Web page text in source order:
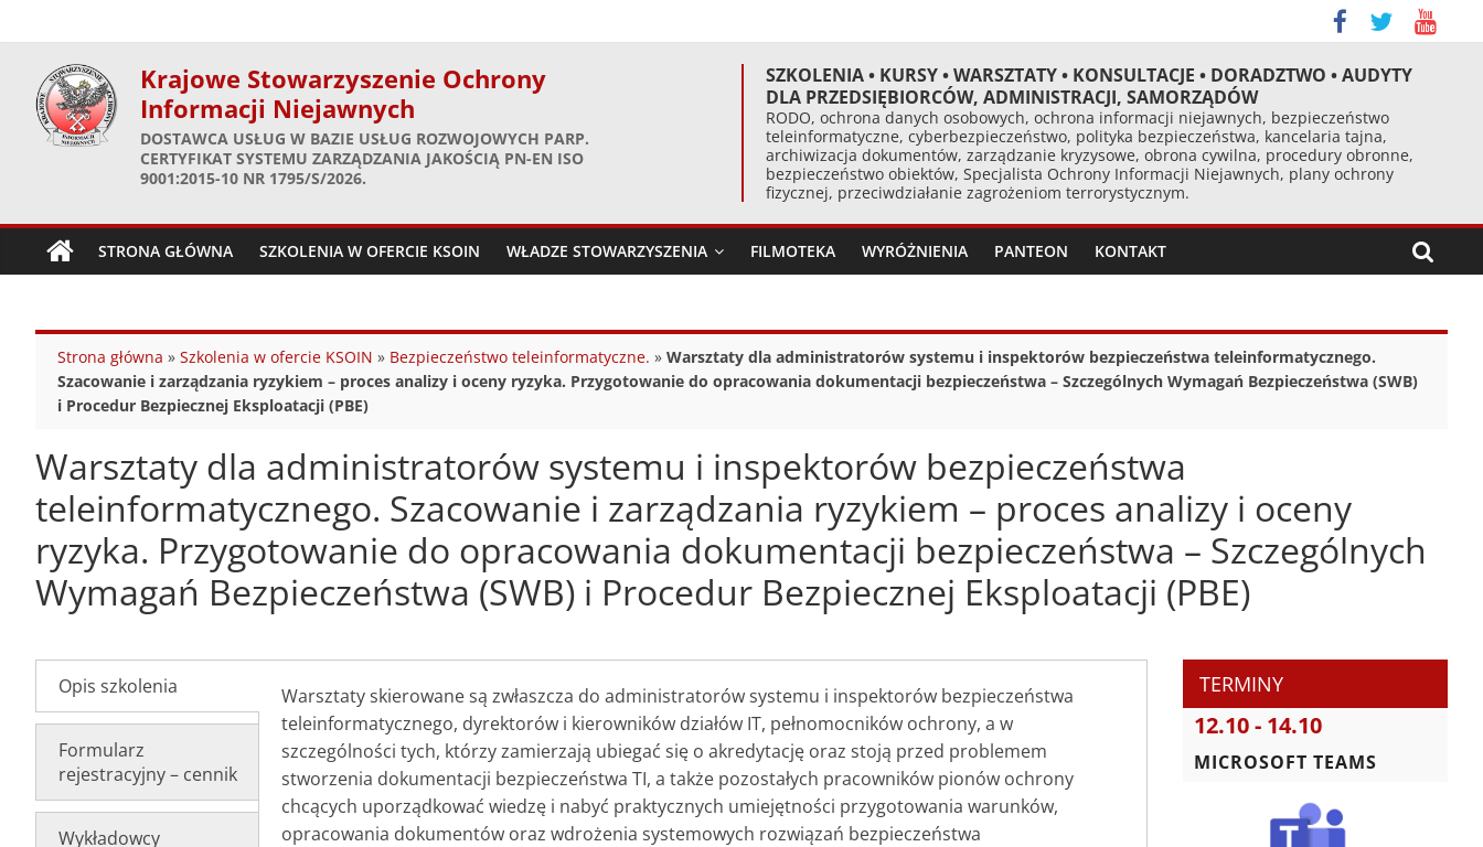
to
content
Krajowe Stowarzyszenie Ochrony
Informacji Niejawnych
DOSTAWCA USŁUG W BAZIE USŁUG ROZWOJOWYCH PARP.
CERTYFIKAT SYSTEMU ZARZĄDZANIA JAKOŚCIĄ PN-EN ISO
9001:2015-10 NR 1795/S/2026.
SZKOLENIA • KURSY • WARSZTATY • KONSULTACJE • DORADZTWO • AUDYTY
DLA PRZEDSIĘBIORCÓW, ADMINISTRACJI, SAMORZĄDÓW
RODO, ochrona danych osobowych, ochrona informacji niejawnych, bezpieczeństwo
teleinformatyczne, cyberbezpieczeństwo, polityka bezpieczeństwa, kancelaria tajna,
archiwizacja dokumentów, zarządzanie kryzysowe, obrona cywilna, procedury obronne,
bezpieczeństwo obiektów, Specjalista Ochrony Informacji Niejawnych, plany ochrony
fizycznej, przeciwdziałanie zagrożeniom terrorystycznym.
STRONA GŁÓWNA SZKOLENIA W OFERCIE KSOIN WŁADZE STOWARZYSZENIA FILMOTEKA WYRÓŻNIENIA PANTEON KONTAKT
Strona główna » Szkolenia w ofercie KSOIN » Bezpieczeństwo teleinformatyczne. » Warsztaty dla administratorów systemu i inspektorów bezpieczeństwa teleinformatycznego.
Szacowanie i zarządzania ryzykiem – proces analizy i oceny ryzyka. Przygotowanie do opracowania dokumentacji bezpieczeństwa – Szczególnych Wymagań Bezpieczeństwa (SWB)
i Procedur Bezpiecznej Eksploatacji (PBE)
Warsztaty dla administratorów systemu i inspektorów bezpieczeństwa
teleinformatycznego. Szacowanie i zarządzania ryzykiem – proces analizy i oceny
ryzyka. Przygotowanie do opracowania dokumentacji bezpieczeństwa – Szczególnych
Wymagań Bezpieczeństwa (SWB) i Procedur Bezpiecznej Eksploatacji (PBE)
Opis szkolenia
Formularz
rejestracyjny – cennik
Wykładowcy
Warsztaty skierowane są zwłaszcza do administratorów systemu i inspektorów bezpieczeństwa
teleinformatycznego, dyrektorów i kierowników działów IT, pełnomocników ochrony, a w
szczególności tych, którzy zamierzają ubiegać się o akredytację oraz stoją przed problemem
stworzenia dokumentacji bezpieczeństwa TI, a także pozostałych pracowników pionów ochrony
chcących uporządkować wiedzę i nabyć praktycznych umiejętności przygotowania warunków,
opracowania dokumentów oraz wdrożenia systemowych rozwiązań bezpieczeństwa
TERMINY
12.10 - 14.10
MICROSOFT TEAMS